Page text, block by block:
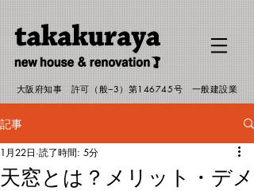
大阪府知事 許可（般−3）第146745号 一般建設業
記事
天窓とは？メリット・デメ
1月22日 読了時間: 5分